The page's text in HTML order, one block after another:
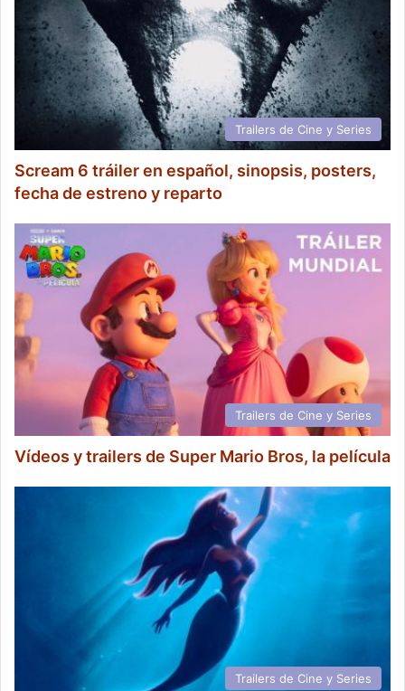
Trailers de Cine y Series
Scream 6 tráiler en español, sinopsis, posters,
fecha de estreno y reparto
Trailers de Cine y Series
Vídeos y trailers de Super Mario Bros, la película
Trailers de Cine y Series